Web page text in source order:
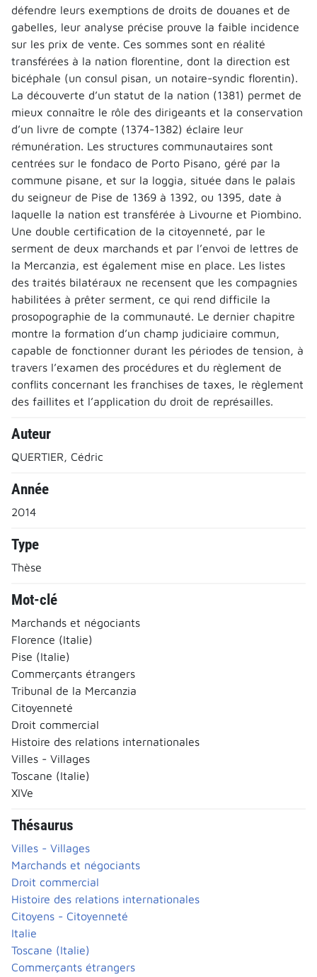
défendre leurs exemptions de droits de douanes et de
gabelles, leur analyse précise prouve la faible incidence
sur les prix de vente. Ces sommes sont en réalité
transférées à la nation florentine, dont la direction est
bicéphale (un consul pisan, un notaire-syndic florentin).
La découverte d’un statut de la nation (1381) permet de
mieux connaître le rôle des dirigeants et la conservation
d’un livre de compte (1374-1382) éclaire leur
rémunération. Les structures communautaires sont
centrées sur le fondaco de Porto Pisano, géré par la
commune pisane, et sur la loggia, située dans le palais
du seigneur de Pise de 1369 à 1392, ou 1395, date à
laquelle la nation est transférée à Livourne et Piombino.
Une double certification de la citoyenneté, par le
serment de deux marchands et par l’envoi de lettres de
la Mercanzia, est également mise en place. Les listes
des traités bilatéraux ne recensent que les compagnies
habilitées à prêter serment, ce qui rend difficile la
prosopographie de la communauté. Le dernier chapitre
montre la formation d’un champ judiciaire commun,
capable de fonctionner durant les périodes de tension, à
travers l’examen des procédures et du règlement de
conflits concernant les franchises de taxes, le règlement
des faillites et l’application du droit de représailles.
Auteur
QUERTIER, Cédric
Année
2014
Type
Thèse
Mot-clé
Marchands et négociants
Florence (Italie)
Pise (Italie)
Commerçants étrangers
Tribunal de la Mercanzia
Citoyenneté
Droit commercial
Histoire des relations internationales
Villes - Villages
Toscane (Italie)
XIVe
Thésaurus
Villes - Villages
Marchands et négociants
Droit commercial
Histoire des relations internationales
Citoyens - Citoyenneté
Italie
Toscane (Italie)
Commerçants étrangers